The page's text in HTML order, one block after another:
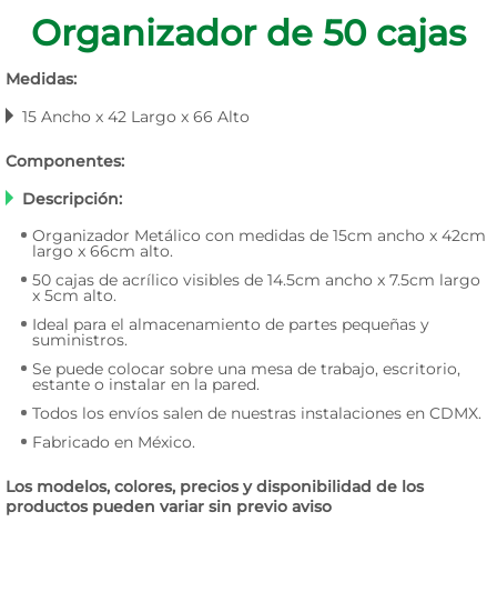
Organizador de 50 cajas
Medidas:
15 Ancho x 42 Largo x 66 Alto
Componentes:
Descripción:
Organizador Metálico con medidas de 15cm ancho x 42cm
largo x 66cm alto.
50 cajas de acrílico visibles de 14.5cm ancho x 7.5cm largo
x 5cm alto.
Ideal para el almacenamiento de partes pequeñas y
suministros.
Se puede colocar sobre una mesa de trabajo, escritorio,
estante o instalar en la pared.
Todos los envíos salen de nuestras instalaciones en CDMX.
Fabricado en México.
Los modelos, colores, precios y disponibilidad de los
productos pueden variar sin previo aviso